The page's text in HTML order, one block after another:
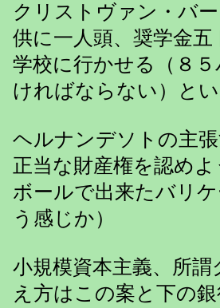
クリストヴァン・バ
供に一人頭、奨学金五
学校に行かせる（８
ければならない）と
ヘルナンデソトの主
正当な財産権を認め
ボールで出来たバリ
う感じか）
小規模資本主義、所
え方はこの案と下の